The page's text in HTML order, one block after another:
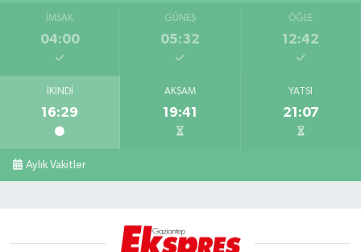
İMSAK
04:00
GÜNEŞ
05:32
ÖĞLE
12:42
İKINDI
16:29
AKŞAM
19:41
YATSI
21:07
Aylık Vakitler